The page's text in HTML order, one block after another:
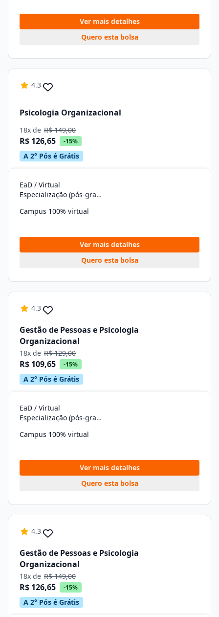
Ver mais detalhes
Quero esta bolsa
4.3
Psicologia Organizacional
18x de R$ 149,00
R$ 126,65 -15%
A 2° Pós é Grátis
EaD / Virtual
Especialização (pós-graduação)
Campus 100% virtual
Ver mais detalhes
Quero esta bolsa
4.3
Gestão de Pessoas e Psicologia
Organizacional
18x de R$ 129,00
R$ 109,65 -15%
A 2° Pós é Grátis
EaD / Virtual
Especialização (pós-graduação)
Campus 100% virtual
Ver mais detalhes
Quero esta bolsa
4.3
Gestão de Pessoas e Psicologia
Organizacional
18x de R$ 149,00
R$ 126,65 -15%
A 2° Pós é Grátis